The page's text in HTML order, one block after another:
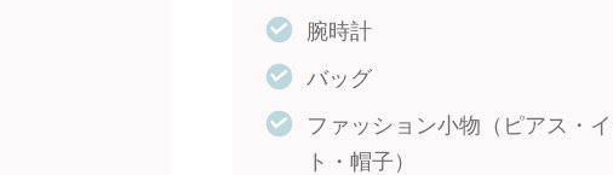
腕時計
バッグ
ファッション小物（ピアス・
ト・帽子）